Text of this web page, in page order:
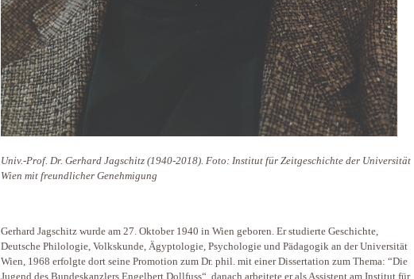
Univ.-Prof. Dr. Gerhard Jagschitz (1940-2018). Foto: Institut für Zeitgeschichte der Universität
Wien mit freundlicher Genehmigung
Gerhard Jagschitz wurde am 27. Oktober 1940 in Wien geboren. Er studierte Geschichte,
Deutsche Philologie, Volkskunde, Ägyptologie, Psychologie und Pädagogik an der Universität
Wien, 1968 erfolgte dort seine Promotion zum Dr. phil. mit einer Dissertation zum Thema: “Die
Jugend des Bundeskanzlers Engelbert Dollfuss“, danach arbeitete er als Assistent am Institut für